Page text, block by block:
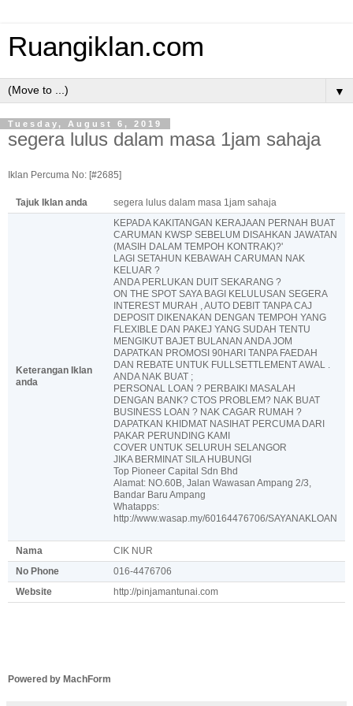
Ruangiklan.com
▼
Tuesday, August 6, 2019
segera lulus dalam masa 1jam sahaja
Iklan Percuma No: [#2685]
Tajuk Iklan anda segera lulus dalam masa 1jam sahaja
Keterangan Iklan
anda
KEPADA KAKITANGAN KERAJAAN PERNAH BUAT
CARUMAN KWSP SEBELUM DISAHKAN JAWATAN
(MASIH DALAM TEMPOH KONTRAK)?'
LAGI SETAHUN KEBAWAH CARUMAN NAK
KELUAR ?
ANDA PERLUKAN DUIT SEKARANG ?
ON THE SPOT SAYA BAGI KELULUSAN SEGERA
INTEREST MURAH , AUTO DEBIT TANPA CAJ
DEPOSIT DIKENAKAN DENGAN TEMPOH YANG
FLEXIBLE DAN PAKEJ YANG SUDAH TENTU
MENGIKUT BAJET BULANAN ANDA JOM
DAPATKAN PROMOSI 90HARI TANPA FAEDAH
DAN REBATE UNTUK FULLSETTLEMENT AWAL .
ANDA NAK BUAT ;
PERSONAL LOAN ? PERBAIKI MASALAH
DENGAN BANK? CTOS PROBLEM? NAK BUAT
BUSINESS LOAN ? NAK CAGAR RUMAH ?
DAPATKAN KHIDMAT NASIHAT PERCUMA DARI
PAKAR PERUNDING KAMI
COVER UNTUK SELURUH SELANGOR
JIKA BERMINAT SILA HUBUNGI
Top Pioneer Capital Sdn Bhd
Alamat: NO.60B, Jalan Wawasan Ampang 2/3,
Bandar Baru Ampang
Whatapps:
http://www.wasap.my/60164476706/SAYANAKLOAN
Nama
CIK NUR
No Phone
016-4476706
Website
http://pinjamantunai.com
Powered by MachForm